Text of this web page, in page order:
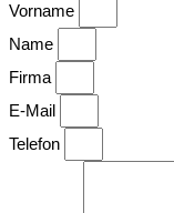
Vorname
Name
Firma
E-Mail
Telefon